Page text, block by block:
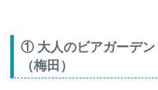
① 大人のビアガーデン
（梅田）